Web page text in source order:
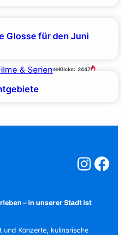
Glosse für den Juni
& Serien Klicks: 2447
Salzstreuner
– in unserer Stadt ist
und Konzerte, kulinarische